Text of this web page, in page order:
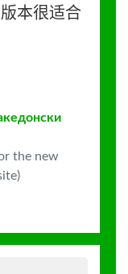
本很适合
the new